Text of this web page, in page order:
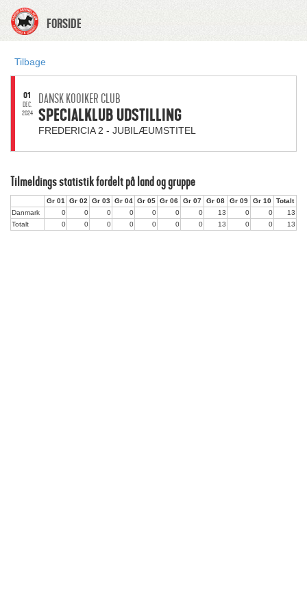
FORSIDE
Tilbage
01
DEC.
2024
DANSK KOOIKER CLUB
SPECIALKLUB UDSTILLING
FREDERICIA 2 - JUBILÆUMSTITEL
Tilmeldings statistik fordelt på land og gruppe
Gr 01 Gr 02 Gr 03 Gr 04 Gr 05 Gr 06 Gr 07 Gr 08 Gr 09 Gr 10
Totalt
Danmark
0 0 0 0 0 0 0 13 0 0
13
Totalt
0 0 0 0 0 0 0 13 0 0 13